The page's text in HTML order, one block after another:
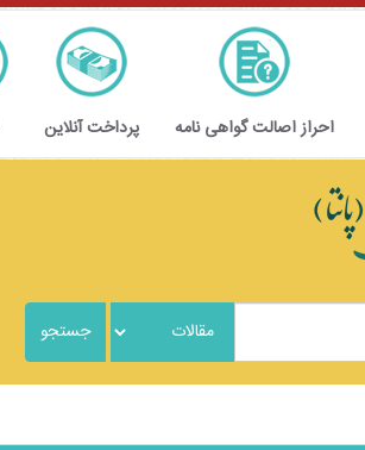
احراز اصالت گواهی نامه پرداخت آنلاین